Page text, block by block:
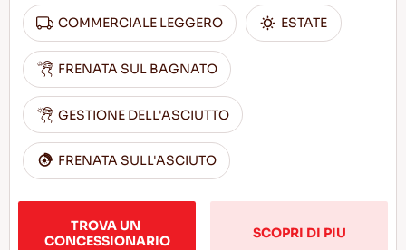
COMMERCIALE LEGGERO ESTATE
FRENATA SUL BAGNATO
GESTIONE DELL'ASCIUTTO
FRENATA SULL'ASCIUTO
TROVA UN
CONCESSIONARIO
SCOPRI DI PIU